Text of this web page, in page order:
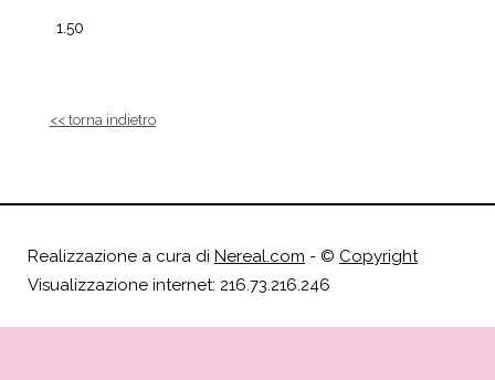
1.50
<< torna indietro
Realizzazione a cura di Nereal.com - © Copyright
Visualizzazione internet: 216.73.216.246